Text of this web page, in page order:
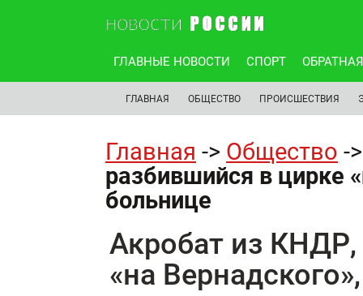
ГЛАВНЫЕ НОВОСТИ СПОРТ
ГЛАВНАЯ ОБЩЕСТВО ПРОИСШЕСТВИЯ
Главная -> Общество -
разбившийся в цирке
больнице
Акробат из
«на